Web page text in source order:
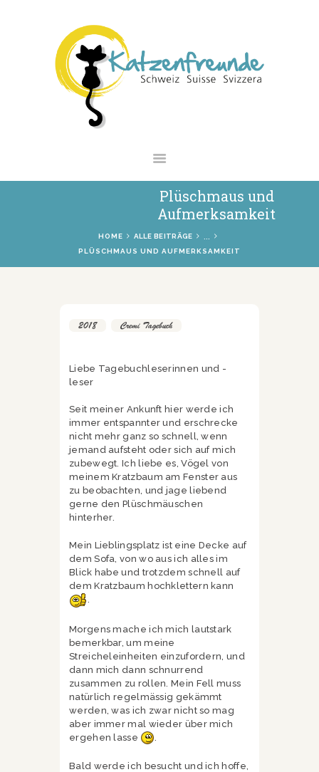
Plüschmaus und
Aufmerksamkeit
HOME ALLE BEITRÄGE
PLÜSCHMAUS UND AUFMERKSAMKEIT
NEWS
VERMITTLUNG
INTERESSANTES
SHOP
2018 Cremi Tagebuch
Liebe Tagebuchleserinnen und -
leser
Seit meiner Ankunft hier werde ich
immer entspannter und erschrecke
nicht mehr ganz so schnell, wenn
jemand aufsteht oder sich auf mich
zubewegt. Ich liebe es, Vögel von
meinem Kratzbaum am Fenster aus
zu beobachten, und jage liebend
gerne den Plüschmäuschen
hinterher.
Mein Lieblingsplatz ist eine Decke auf
dem Sofa, von wo aus ich alles im
Blick habe und trotzdem schnell auf
dem Kratzbaum hochklettern kann
Morgens mache ich mich lautstark
bemerkbar, um meine
Streicheleinheiten einzufordern, und
dann mich dann schnurrend
zusammen zu rollen. Mein Fell muss
natürlich regelmässig gekämmt
werden, was ich zwar nicht so mag
aber immer mal wieder über mich
ergehen lasse
.
Bald werde ich besucht und ich hoffe,